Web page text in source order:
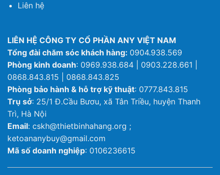
Liên hệ
LIÊN HỆ CÔNG TY CỔ PHẦN ANY VIỆT NAM
Tổng đài chăm sóc khách hàng: 0904.938.569
Phòng kinh doanh: 0969.938.684 | 0903.228.661 |
0868.843.815 | 0868.843.825
Phòng bảo hành & hỗ trợ kỹ thuật: 0777.843.815
Trụ sở: 25/1 Đ.Cầu Bươu, xã Tân Triều, huyện Thanh
Trì, Hà Nội
Email: cskh@thietbinhahang.org ;
ketoananybuy@gmail.com
Mã số doanh nghiệp: 0106236615